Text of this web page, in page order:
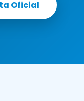
Oficial